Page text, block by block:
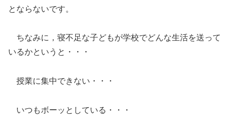
とならないです。
ちなみに，寝不足な子どもが学校でどんな生活を送って
いるかというと・・・
授業に集中できない・・・
いつもボーッとしている・・・